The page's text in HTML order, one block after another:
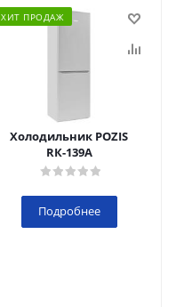
ХИТ ПРОДАЖ
Холодильник POZIS
RК-139А
Подробнее